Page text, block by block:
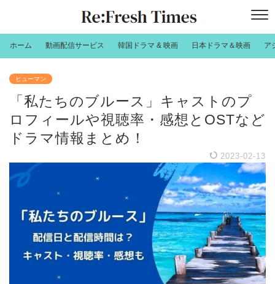
ホーム 動画配信サービス 韓国ドラマ & 映画 日本ドラマ＆映画 ア
ヒューマン
「私たちのブルース」キャストのプ
ロフィールや視聴率・感想とOSTなど
ドラマ情報まとめ！
2023-02-13